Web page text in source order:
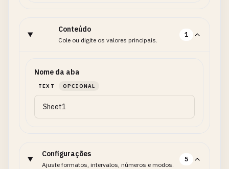
Conteúdo
Cole ou digite os valores principais.
1
Nome da aba
TEXT OPCIONAL
Configurações
Ajuste formatos, intervalos, números e modos.
5